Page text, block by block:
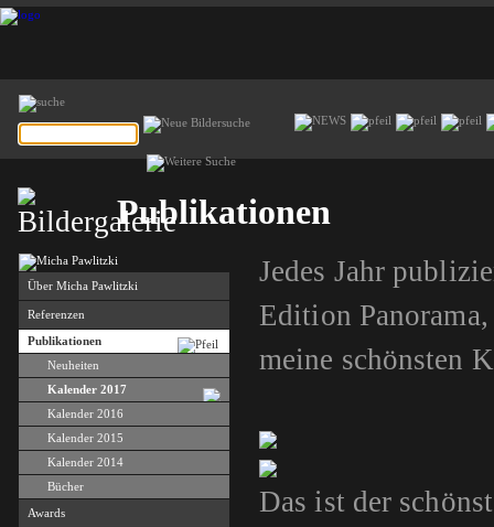
Publikationen
Über Micha Pawlitzki
Referenzen
Publikationen
Neuheiten
Kalender 2017
Kalender 2016
Kalender 2015
Kalender 2014
Bücher
Awards
Jedes Jahr
Edition
meine schönsten
Das ist der